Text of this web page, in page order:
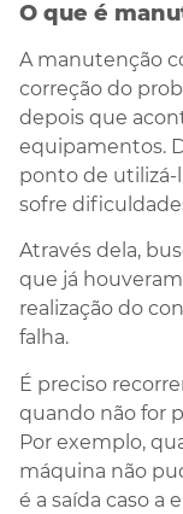
O que é
A manutenção
correção do
depois que
equipamentos.
ponto de utilizá-
sofre
Através dela,
que já
realização do
falha.
É preciso
quando não for
Por exemplo,
máquina não
é a saída caso a